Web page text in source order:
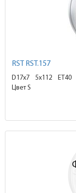
RST RST.157
D17x7 5x112 ET40
Цвет S